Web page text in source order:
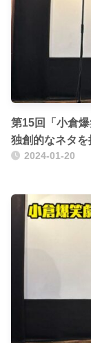
第15回「小倉
独創的なネタ
2024-01-20